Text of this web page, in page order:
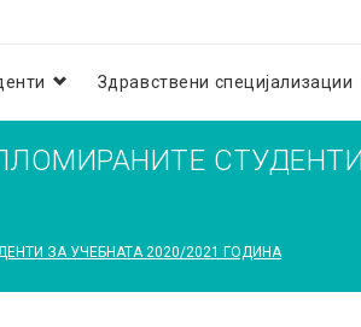
Здравствени специјализации
СТУДЕНТИ
ЗА УЧЕБНАТА 2020/2021 ГОДИНА